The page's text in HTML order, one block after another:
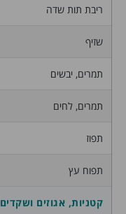
ריבת תות שדה
שזיף
תמרים, יבשים
תמרים, לחים
תפוז
תפוח עץ
קטניות, אגוזים ושקדים